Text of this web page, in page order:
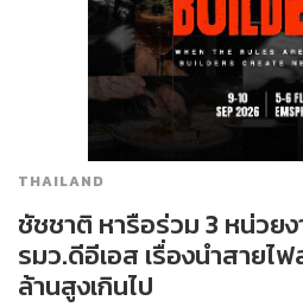
THAILAND
ชัชชาติ หารือร่วม 3 หน่วย
รมว.ดีอีเอส เรื่องนำสายไ
ล้านสูงเกินไป